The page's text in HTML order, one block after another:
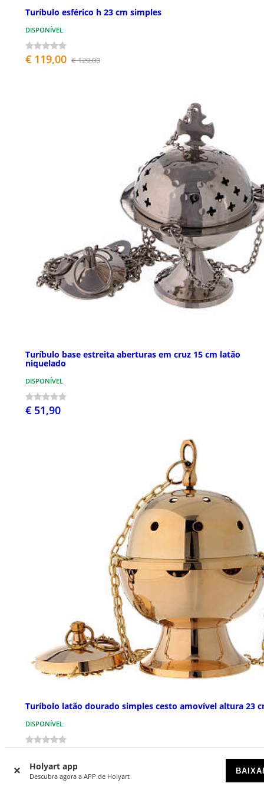
Holyart app
Descubra agora a APP de Holyart
Turíbulo esférico h 23 cm simples
DISPONÍVEL
€ 119,00 € 129,00
Turíbulo base estreita aberturas em cruz 15 cm latão
niquelado
DISPONÍVEL
€ 51,90
Turíbolo latão dourado simples cesto amovível altura 23
DISPONÍVEL
€ 149,00